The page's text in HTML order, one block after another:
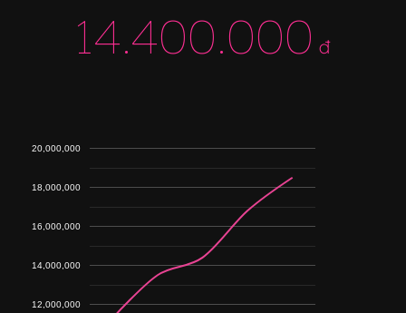
14.400.000 đ
12,000,000
14,000,000
16,000,000
18,000,000
20,000,000